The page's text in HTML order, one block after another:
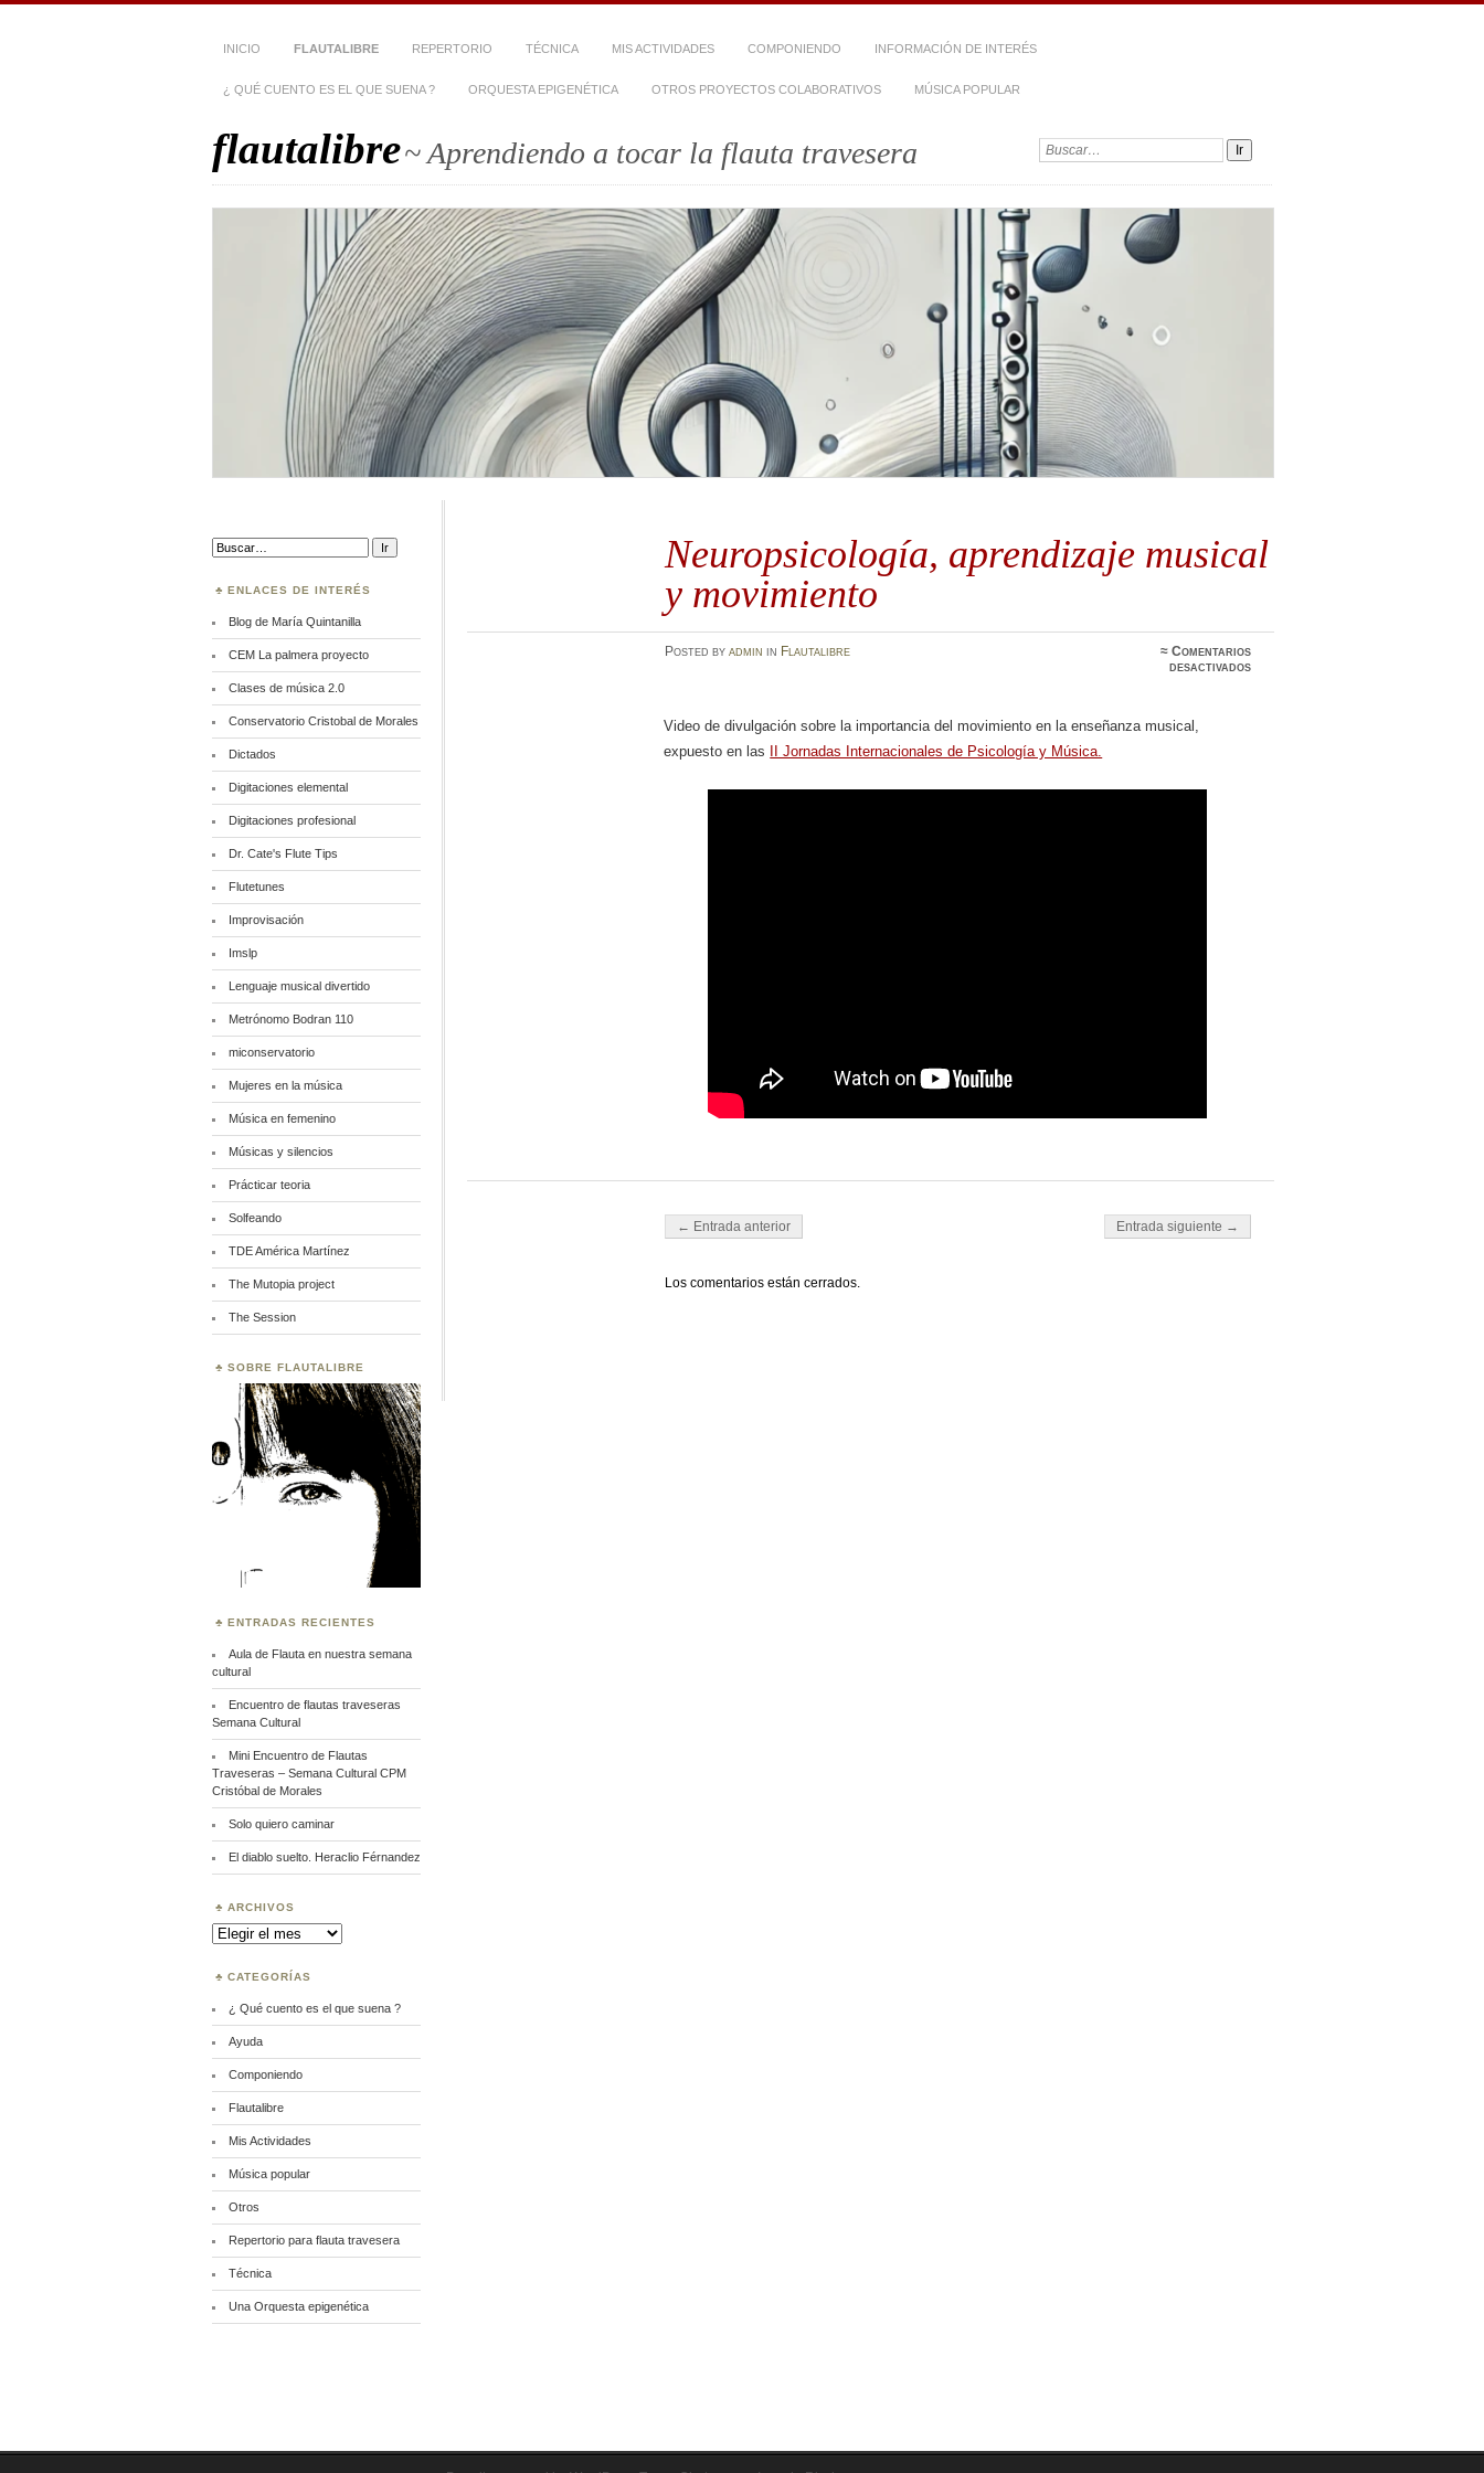
INICIO FLAUTALIBRE REPERTORIO TÉCNICA MIS ACTIVIDADES COMPONIENDO INFORMACIÓN DE INTERÉS
¿ QUÉ CUENTO ES EL QUE SUENA ? ORQUESTA EPIGENÉTICA OTROS PROYECTOS COLABORATIVOS MÚSICA POPULAR
flautalibre~ Aprendiendo a tocar la flauta travesera Buscar:
Neuropsicología, aprendizaje musical
y movimiento
Posted by admin in Flautalibre ≈Comentarios
desactivadosen
Video de divulgación sobre la importancia del movimiento en la enseñanza musical,
expuesto en las
II Jornadas Internacionales de Psicología y Música.
Navegador de artículos
← Entrada anterior Entrada siguiente →
Los comentarios están cerrados.
Buscar:
ENLACES DE INTERÉS
Blog de María Quintanilla
CEM La palmera proyecto
Clases de música 2.0
Conservatorio Cristobal de Morales
Dictados
Digitaciones elemental
Digitaciones profesional
Dr. Cate's Flute Tips
Flutetunes
Improvisación
Imslp
Lenguaje musical divertido
Metrónomo Bodran 110
miconservatorio
Mujeres en la música
Música en femenino
Músicas y silencios
Prácticar teoria
Solfeando
TDE América Martínez
The Mutopia project
The Session
SOBRE FLAUTALIBRE
ENTRADAS RECIENTES
Aula de Flauta en nuestra semana
cultural
Encuentro de flautas traveseras
Semana Cultural
Mini Encuentro de Flautas
Traveseras – Semana Cultural CPM
Cristóbal de Morales
Solo quiero caminar
El diablo suelto. Heraclio Férnandez
ARCHIVOS
Archivos
CATEGORÍAS
¿ Qué cuento es el que suena ?
Ayuda
Componiendo
Flautalibre
Mis Actividades
Música popular
Otros
Repertorio para flauta travesera
Técnica
Una Orquesta epigenética